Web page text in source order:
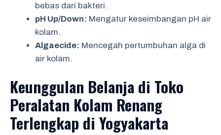
bebas dari bakteri.
pH Up/Down: Mengatur keseimbangan pH air
kolam.
Algaecide: Mencegah pertumbuhan alga di
air kolam.
Keunggulan Belanja di Toko
Peralatan Kolam Renang
Terlengkap di Yogyakarta